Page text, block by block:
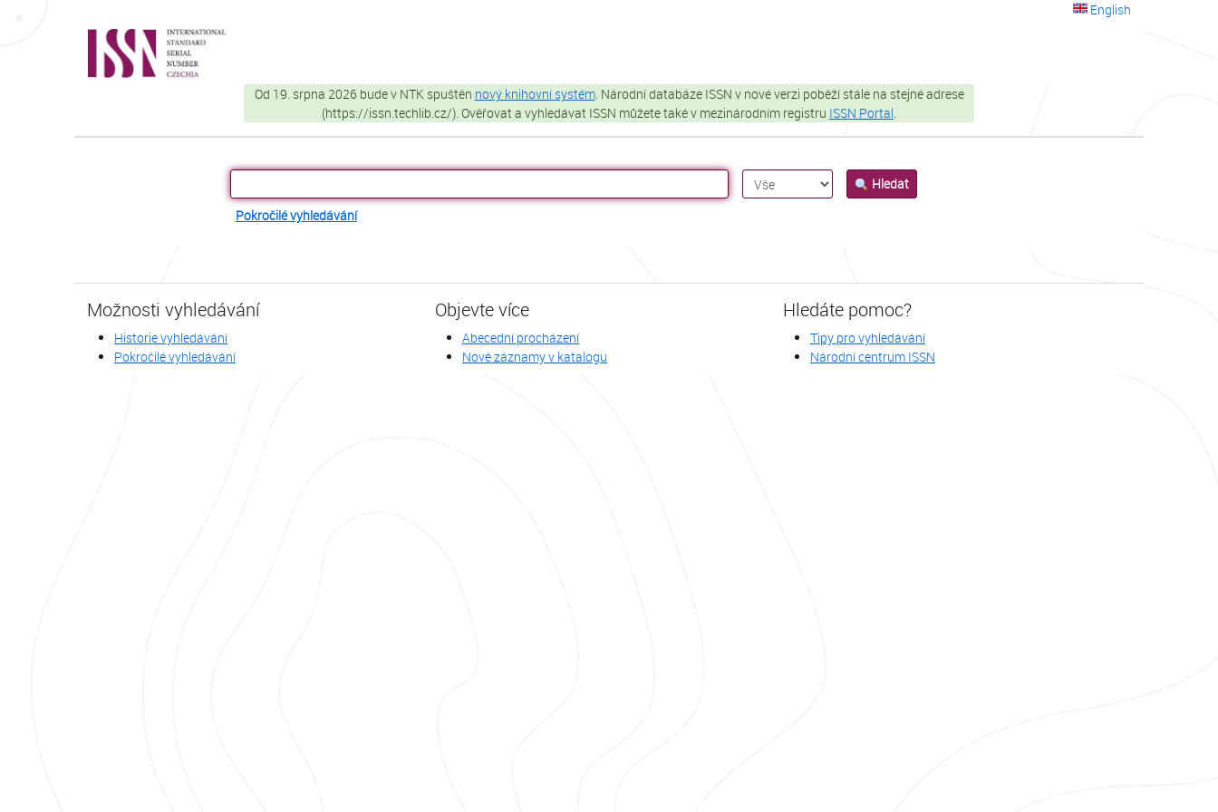
English
VuFind
Od 19. srpna 2026 bude v NTK spuštěn nový knihovní systém. Národní databáze ISSN v nové verzi poběží stále na stejné adrese
(https://issn.techlib.cz/). Ověřovat a vyhledávat ISSN můžete také v mezinárodním registru ISSN Portal.
Hledat
Pokročilé vyhledávání
Možnosti vyhledávání
Historie vyhledávání
Pokročilé vyhledávání
Objevte více
Abecední procházení
Nové záznamy v katalogu
Hledáte pomoc?
Tipy pro vyhledávání
Národní centrum ISSN